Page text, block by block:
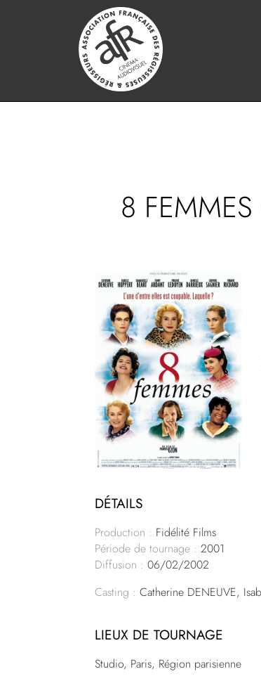
8
DÉTAILS
Production : Fidélité Films
Période de tournage : 2001
Diffusion : 06/02/2002
Casting : Catherine DENEUVE,
LIEUX DE TOURNAGE
Studio, Paris, Région parisienne